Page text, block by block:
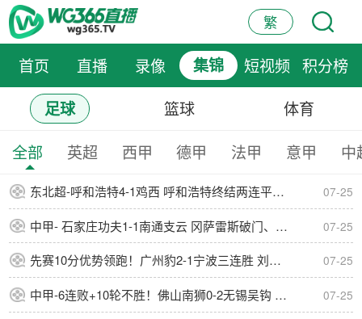
繁
首页 直播 录像 集锦 短视频 积分榜
足球
篮球 体育
全部 英超 西甲 德甲 法甲 意甲 中
东北超-呼和浩特4-1鸡西 呼和浩特终结两连平鸡西遭遇五连败 07-25
中甲- 石家庄功夫1-1南通支云 冈萨雷斯破门、康拉德扳平 07-25
先赛10分优势领跑！广州豹2-1宁波三连胜 刘斌补时绝杀卡马拉传射 07-25
中甲-6连败+10轮不胜！佛山南狮0-2无锡吴钩 王一凡、努尔达努斯建功 07-25